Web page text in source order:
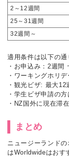
2～12週間
25～31週間
32週間～
適用条件は以下の通
・お申込み：2週間
・ワーキングホリ
・観光ビザ: 最大12
・学生ビザ申請の
・NZ国外に現在滞
まとめ
ニュージーランド
はWorldwideはおす